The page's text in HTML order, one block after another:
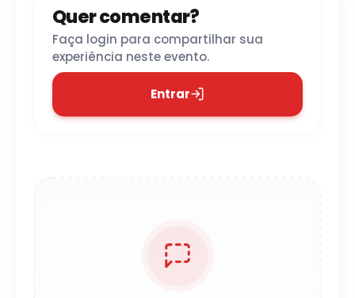
Quer comentar?
Faça login para compartilhar sua
experiência neste evento.
Entrar